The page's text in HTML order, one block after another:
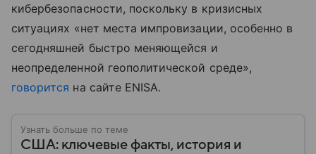
кибербезопасности, поскольку в кризисных
ситуациях «нет места импровизации, особенно в
сегодняшней быстро меняющейся и
неопределенной геополитической среде»,
говорится на сайте ENISA.
Узнать больше по теме
США: ключевые факты, история и